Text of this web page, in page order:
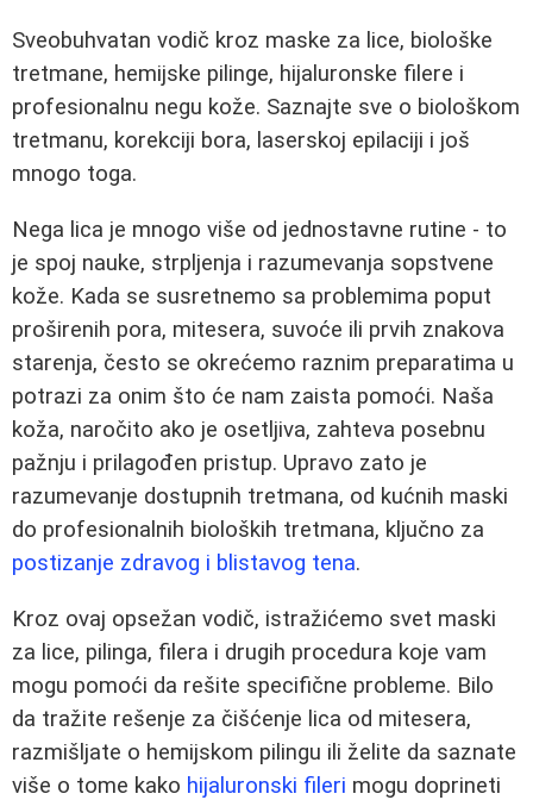
Sveobuhvatan vodič kroz maske za lice, biološke
tretmane, hemijske pilinge, hijaluronske filere i
profesionalnu negu kože. Saznajte sve o biološkom
tretmanu, korekciji bora, laserskoj epilaciji i još
mnogo toga.
Nega lica je mnogo više od jednostavne rutine - to
je spoj nauke, strpljenja i razumevanja sopstvene
kože. Kada se susretnemo sa problemima poput
proširenih pora, mitesera, suvoće ili prvih znakova
starenja, često se okrećemo raznim preparatima u
potrazi za onim što će nam zaista pomoći. Naša
koža, naročito ako je osetljiva, zahteva posebnu
pažnju i prilagođen pristup. Upravo zato je
razumevanje dostupnih tretmana, od kućnih maski
do profesionalnih bioloških tretmana, ključno za
postizanje zdravog i blistavog tena.
Kroz ovaj opsežan vodič, istražićemo svet maski
za lice, pilinga, filera i drugih procedura koje vam
mogu pomoći da rešite specifične probleme. Bilo
da tražite rešenje za čišćenje lica od mitesera,
razmišljate o hemijskom pilingu ili želite da saznate
više o tome kako hijaluronski fileri mogu doprineti